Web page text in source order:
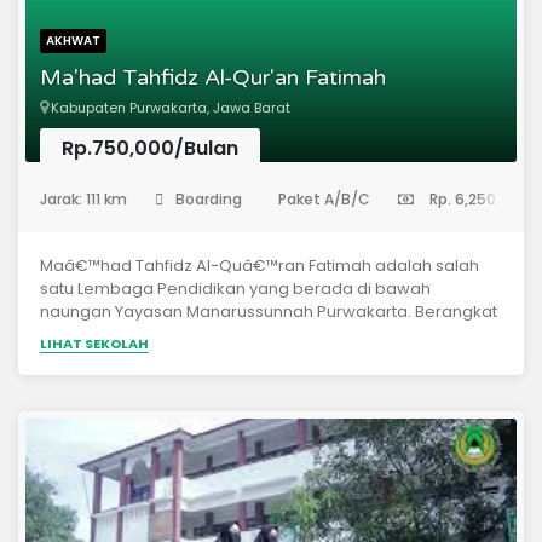
AKHWAT
Ma'had Tahfidz Al-Qur'an Fatimah
Kabupaten Purwakarta, Jawa Barat
Rp.750,000/Bulan
Jarak: 111 km Boarding Paket A/B/C Rp. 6,250,000
Maâ€™had Tahfidz Al-Quâ€™ran Fatimah adalah salah
satu Lembaga Pendidikan yang berada di bawah
naungan Yayasan Manarussunnah Purwakarta. Berangkat
dari harapan yang begitu besar dari kaum muslimin
secara umum dan orang tua khususnya yang ingin anak-
anaknya menjadi penghafal Al-Qurâ€™an maka
nama Maâ€™had Thfidz Al-Qurâ€™an Fatimah
LIHAT SEKOLAH